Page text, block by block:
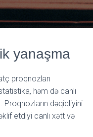
B
-
C
O
yanaşma
proqnozları
həm də canlı
Proqnozların dəqiqliyini
etdiyi canlı xətt və